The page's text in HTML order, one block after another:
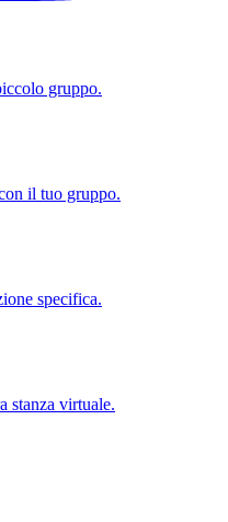
gruppo.
il tuo gruppo.
specifica.
stanza virtuale.